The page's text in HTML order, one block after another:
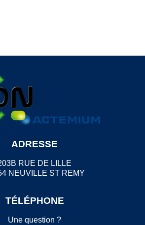
ADRESSE
RUE DE LILLE
NEUVILLE ST REMY
TÉLÉPHONE
Une question ?